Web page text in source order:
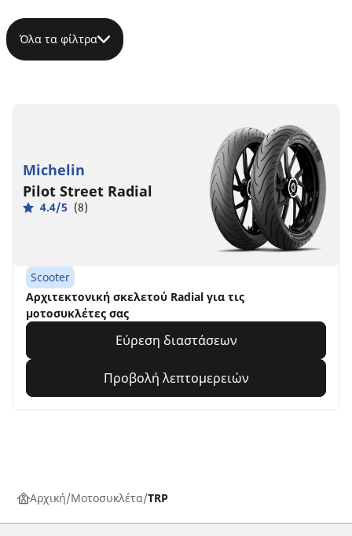
Όλα τα φίλτρα
Michelin
Pilot Street Radial
4.4/5 (8)
Scooter
Αρχιτεκτονική σκελετού Radial για τις
μοτοσυκλέτες σας
Εύρεση διαστάσεων
Προβολή λεπτομερειών
Αρχική Μοτοσυκλέτα TRP